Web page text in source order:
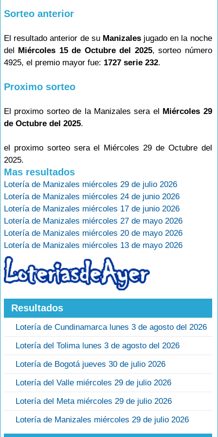
Sorteo anterior
El resultado anterior de su Manizalesjugado en la noche
del Miércoles 15 de Octubre del 2025, sorteo número
4925, el premio mayor fue: 1727 serie 232.
Proximo sorteo
El proximo sorteo de la Manizales sera el Miércoles 29
de Octubre del 2025.
el proximo sorteo sera el Miércoles 29 de Octubre del
2025.
Mas resultados
Lotería de Manizales miércoles 29 de julio 2026
Lotería de Manizales miércoles 24 de junio 2026
Lotería de Manizales miércoles 17 de junio 2026
Lotería de Manizales miércoles 27 de mayo 2026
Lotería de Manizales miércoles 20 de mayo 2026
Lotería de Manizales miércoles 13 de mayo 2026
Resultados
Lotería de Cundinamarca lunes 3 de agosto del 2026
Lotería del Tolima lunes 3 de agosto del 2026
Lotería de Bogotá jueves 30 de julio 2026
Lotería del Valle miércoles 29 de julio 2026
Lotería del Meta miércoles 29 de julio 2026
Lotería de Manizales miércoles 29 de julio 2026